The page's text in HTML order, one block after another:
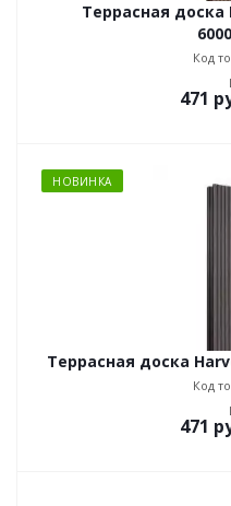
Террасная
Код
471
НОВИНКА
Террасная доска
Код
471